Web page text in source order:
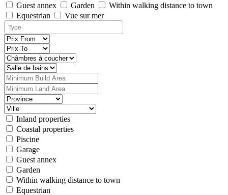
Guest annex
Garden
Within walking distance to town
Equestrian
Vue sur mer
Inland properties
Coastal properties
Piscine
Garage
Guest annex
Garden
Within walking distance to town
Equestrian